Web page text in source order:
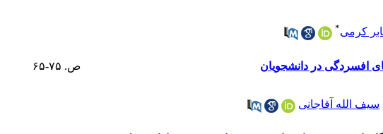
کرمی*
افسردگی در دانشجویان
ص. ۷۵-۶۵
سیف الله آقاجانی